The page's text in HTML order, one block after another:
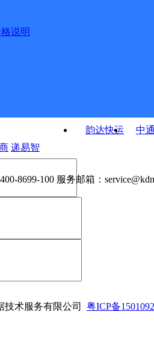
说明
韵达快运
中
协议
递易智
400-8699-100 服务邮箱：
技术服务有限公司 粤ICP备